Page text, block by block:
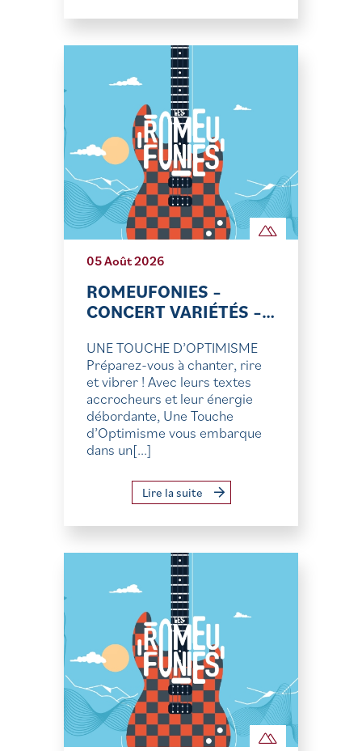
05 Août 2026
ROMEUFONIES –
CONCERT VARIÉTÉS –…
UNE TOUCHE D’OPTIMISME
Préparez-vous à chanter, rire
et vibrer ! Avec leurs textes
accrocheurs et leur énergie
débordante, Une Touche
d’Optimisme vous embarque
dans un[...]
Lire la suite